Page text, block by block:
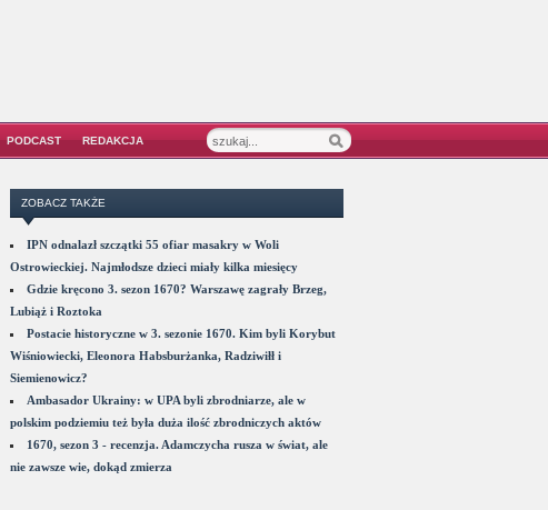
PODCAST REDAKCJA
ZOBACZ TAKŻE
IPN odnalazł szczątki 55 ofiar masakry w Woli
Ostrowieckiej. Najmłodsze dzieci miały kilka miesięcy
Gdzie kręcono 3. sezon 1670? Warszawę zagrały Brzeg,
Lubiąż i Roztoka
Postacie historyczne w 3. sezonie 1670. Kim byli Korybut
Wiśniowiecki, Eleonora Habsburżanka, Radziwiłł i
Siemienowicz?
Ambasador Ukrainy: w UPA byli zbrodniarze, ale w
polskim podziemiu też była duża ilość zbrodniczych aktów
1670, sezon 3 - recenzja. Adamczycha rusza w świat, ale
nie zawsze wie, dokąd zmierza